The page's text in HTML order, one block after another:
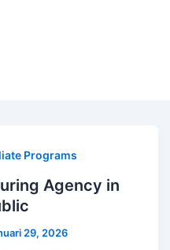
Programs
Agency in
29, 2026